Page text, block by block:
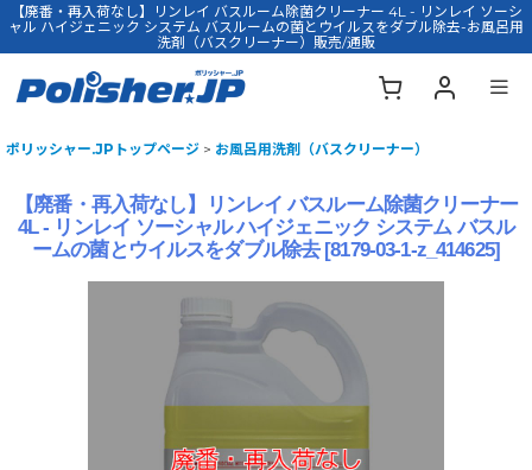
【廃番・再入荷なし】リンレイ バスルーム除菌クリーナー 4L - リンレイ ソーシ
ャル ハイジェニック システム バスルームの菌とウイルスをダブル除去-お風呂用
洗剤（バスクリーナー）販売/通販
ポリッシャー.JPトップページ > お風呂用洗剤（バスクリーナー）
【廃番・再入荷なし】リンレイ バスルーム除菌クリーナー
4L - リンレイ ソーシャル ハイジェニック システム バスル
ームの菌とウイルスをダブル除去 [8179-03-1-z_414625]